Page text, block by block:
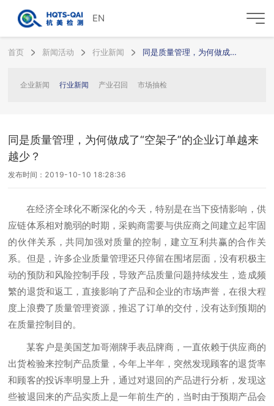
EN
首页 新闻活动 行业新闻 同是质量管理，为何做成了“空架子”的企业订单越来越少？
企业新闻 行业新闻 产业召回 市场抽检
同是质量管理，为何做成了“空架子”的企业订单越来
越少？
发布时间：2019-10-10 18:28:36
在经济全球化不断深化的今天，特别是在当下疫情影响，供
应链体系相对脆弱的时期，采购商需要与供应商之间建立起牢固
的伙伴关系，共同加强对质量的控制，建立互利共赢的合作关
系。但是，许多企业质量管理还只停留在围堵层面，没有积极主
动的预防和风险控制手段，导致产品质量问题持续发生，造成频
繁的退货和返工，直接影响了产品和企业的市场声誉，在很大程
度上浪费了质量管理资源，推迟了订单的交付，没有达到预期的
在质量控制目的。
某客户是美国芝加哥潮牌手表品牌商，一直依赖于供应商的
出货检验来控制产品质量，今年上半年，突然发现顾客的退货率
和顾客的投诉率明显上升，通过对退回的产品进行分析，发现这
些被退回来的产品实质上是一年前生产的，当时由于预期产品会